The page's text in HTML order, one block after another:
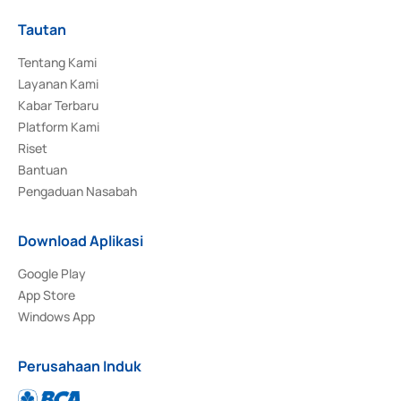
Tautan
Tentang Kami
Layanan Kami
Kabar Terbaru
Platform Kami
Riset
Bantuan
Pengaduan Nasabah
Download Aplikasi
Google Play
App Store
Windows App
Perusahaan Induk